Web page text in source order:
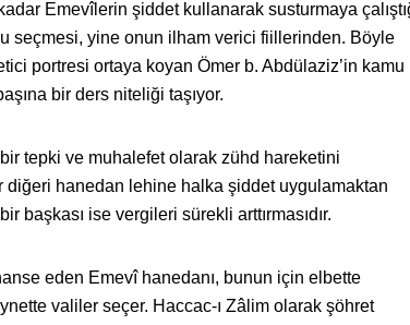
Emevîlerin şiddet kullanarak susturmaya
seçmesi, yine onun ilham verici fiillerinden. Böyle
portresi ortaya koyan Ömer b. Abdülaziz’in kamu
bir ders niteliği taşıyor.
tepki ve muhalefet olarak zühd hareketini
diğeri hanedan lehine halka şiddet uygulamaktan
başkası ise vergileri sürekli arttırmasıdır.
eden Emevî hanedanı, bunun için elbette
valiler seçer. Haccac-ı Zâlim olarak şöhret